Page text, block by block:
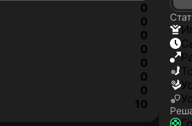
0
0
0
0
0
0
0
10